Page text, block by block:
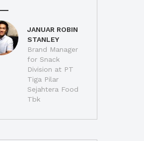
JANUAR ROBIN
STANLEY
Brand Manager
for Snack
Division at PT
Tiga Pilar
Sejahtera Food
Tbk